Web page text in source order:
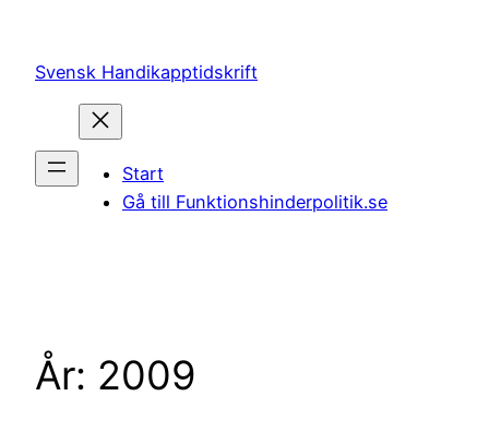
innehåll
Svensk Handikapptidskrift
Start
Gå till Funktionshinderpolitik.se
År: 2009